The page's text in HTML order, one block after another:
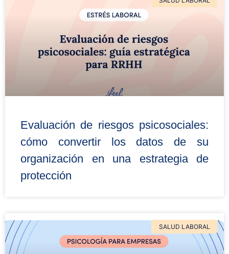
Evaluación de riesgos psicosociales:
cómo convertir los datos de su
organización en una estrategia de
protección
SALUD LABORAL